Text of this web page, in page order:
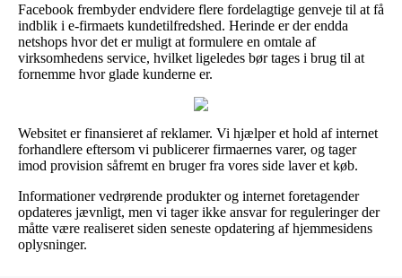
Facebook frembyder endvidere flere fordelagtige genveje til at få
indblik i e-firmaets kundetilfredshed. Herinde er der endda
netshops hvor det er muligt at formulere en omtale af
virksomhedens service, hvilket ligeledes bør tages i brug til at
fornemme hvor glade kunderne er.
Websitet er finansieret af reklamer. Vi hjælper et hold af internet
forhandlere eftersom vi publicerer firmaernes varer, og tager
imod provision såfremt en bruger fra vores side laver et køb.
Informationer vedrørende produkter og internet foretagender
opdateres jævnligt, men vi tager ikke ansvar for reguleringer der
måtte være realiseret siden seneste opdatering af hjemmesidens
oplysninger.